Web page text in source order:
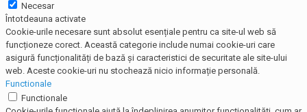
Necesar
Întotdeauna activate
Cookie-urile necesare sunt absolut esențiale pentru ca site-ul web să
funcționeze corect. Această categorie include numai cookie-uri care
asigură funcționalități de bază și caracteristici de securitate ale site-ului
web. Aceste cookie-uri nu stochează nicio informație personală.
Functionale
Functionale